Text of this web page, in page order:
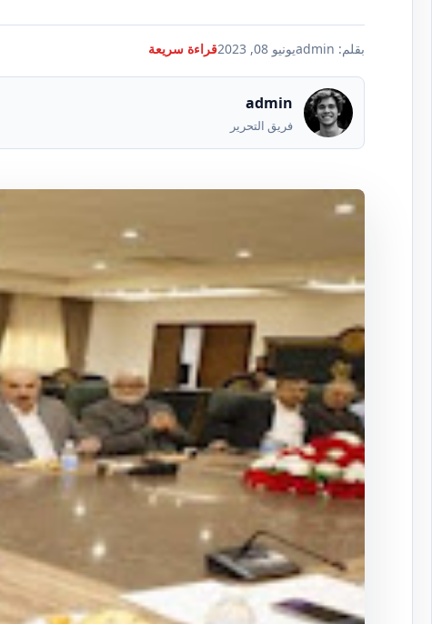
بقلم: admin يونيو 08, 2023 قراءة سريعة
admin
فريق التحرير